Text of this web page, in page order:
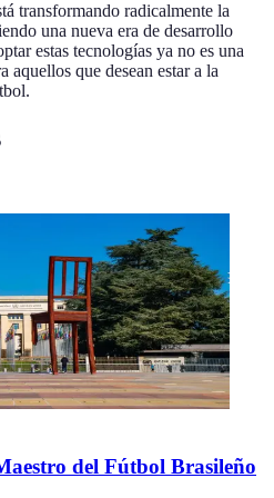
transformando radicalmente la
una nueva era de desarrollo
estas tecnologías ya no es una
aquellos que desean estar a la
del Fútbol Brasileño